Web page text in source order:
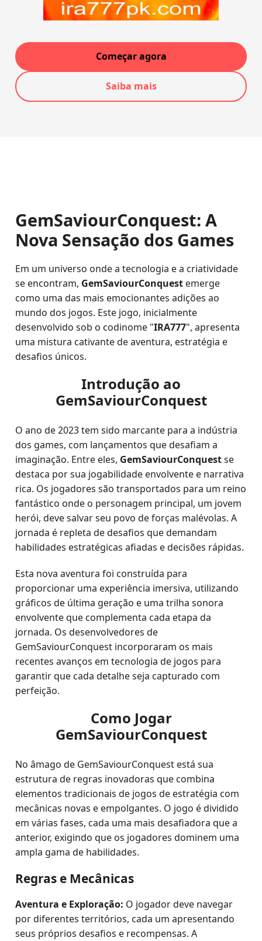
Começar agora
Saiba mais
GemSaviourConquest: A
Nova Sensação dos Games
Em um universo onde a tecnologia e a criatividade
se encontram, GemSaviourConquest emerge
como uma das mais emocionantes adições ao
mundo dos jogos. Este jogo, inicialmente
desenvolvido sob o codinome "IRA777", apresenta
uma mistura cativante de aventura, estratégia e
desafios únicos.
Introdução ao
GemSaviourConquest
O ano de 2023 tem sido marcante para a indústria
dos games, com lançamentos que desafiam a
imaginação. Entre eles, GemSaviourConquestse
destaca por sua jogabilidade envolvente e narrativa
rica. Os jogadores são transportados para um reino
fantástico onde o personagem principal, um jovem
herói, deve salvar seu povo de forças malévolas. A
jornada é repleta de desafios que demandam
habilidades estratégicas afiadas e decisões rápidas.
Esta nova aventura foi construída para
proporcionar uma experiência imersiva, utilizando
gráficos de última geração e uma trilha sonora
envolvente que complementa cada etapa da
jornada. Os desenvolvedores de
GemSaviourConquest incorporaram os mais
recentes avanços em tecnologia de jogos para
garantir que cada detalhe seja capturado com
perfeição.
Como Jogar
GemSaviourConquest
No âmago de GemSaviourConquest está sua
estrutura de regras inovadoras que combina
elementos tradicionais de jogos de estratégia com
mecânicas novas e empolgantes. O jogo é dividido
em várias fases, cada uma mais desafiadora que a
anterior, exigindo que os jogadores dominem uma
ampla gama de habilidades.
Regras e Mecânicas
Aventura e Exploração: O jogador deve navegar
por diferentes territórios, cada um apresentando
seus próprios desafios e recompensas. A